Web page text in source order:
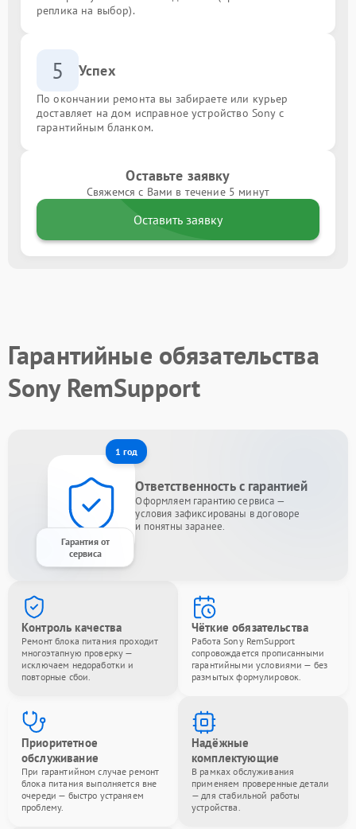
реплика на выбор).
5 Успех
По окончании ремонта вы забираете или курьер
доставляет на дом исправное устройство Sony с
гарантийным бланком.
Оставьте заявку
Свяжемся с Вами в течение 5 минут
Оставить заявку
Гарантийные обязательства
Sony RemSupport
1 год
Гарантия от
сервиса
Ответственность с гарантией
Оформляем гарантию сервиса —
условия зафиксированы в договоре
и понятны заранее.
Контроль качества
Ремонт блока питания проходит
многоэтапную проверку —
исключаем недоработки и
повторные сбои.
Чёткие обязательства
Работа Sony RemSupport
сопровождается прописанными
гарантийными условиями — без
размытых формулировок.
Приоритетное
обслуживание
При гарантийном случае ремонт
блока питания выполняется вне
очереди — быстро устраняем
проблему.
Надёжные
комплектующие
В рамках обслуживания
применяем проверенные детали
— для стабильной работы
устройства.